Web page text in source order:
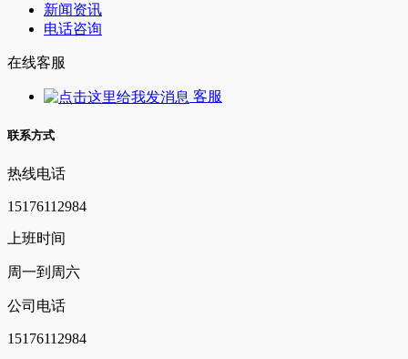
新闻资讯
电话咨询
在线客服
客服
联系方式
热线电话
15176112984
上班时间
周一到周六
公司电话
15176112984